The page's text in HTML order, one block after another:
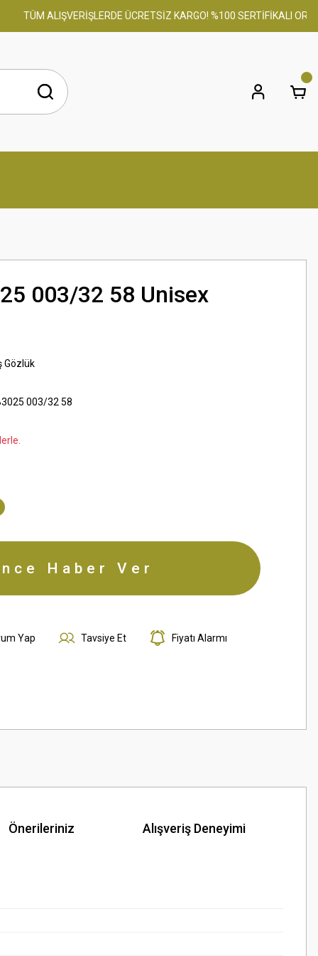
TÜM ALIŞVERİŞLERDE ÜCRETSİZ KARGO! %100 SERTİFİKALI ORİJİNAL
003/32 58 Unisex
Gözlük
003/32 58
Haber Ver
Yap Tavsiye Et Fiyatı Alarmı
Önerileriniz Alışveriş Deneyimi